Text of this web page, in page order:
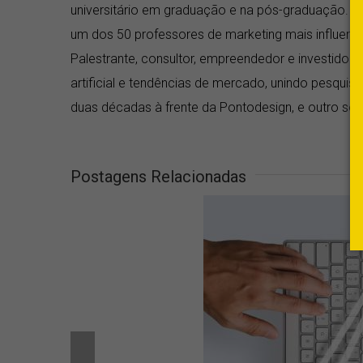
universitário em graduação e na pós-graduação.
um dos 50 professores de marketing mais
Palestrante, consultor, empreendedor e investidor
artificial e tendências de mercado, unindo
duas décadas à frente da Pontodesign, e outro
Postagens Relacionadas